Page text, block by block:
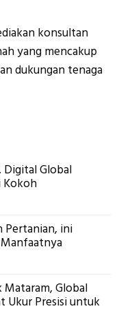
konsultan
yang mencakup
dukungan tenaga
Digital Global
Kokoh
Pertanian, ini
Mataram, Global
Ukur Presisi untuk